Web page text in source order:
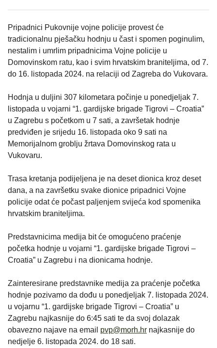
Pripadnici Pukovnije vojne policije provest će
tradicionalnu pješačku hodnju u čast i spomen poginulim,
nestalim i umrlim pripadnicima Vojne policije u
Domovinskom ratu, kao i svim hrvatskim braniteljima, od 7.
do 16. listopada 2024. na relaciji od Zagreba do Vukovara.
Hodnja u duljini 307 kilometara počinje u ponedjeljak 7.
listopada u vojarni “1. gardijske brigade Tigrovi – Croatia”
u Zagrebu s početkom u 7 sati, a završetak hodnje
predviđen je srijedu 16. listopada oko 9 sati na
Memorijalnom groblju žrtava Domovinskog rata u
Vukovaru.
Trasa kretanja podijeljena je na deset dionica kroz deset
dana, a na završetku svake dionice pripadnici Vojne
policije odat će počast paljenjem svijeća kod spomenika
hrvatskim braniteljima.
Predstavnicima medija bit će omogućeno praćenje
početka hodnje u vojarni “1. gardijske brigade Tigrovi –
Croatia” u Zagrebu i na dionicama hodnje.
Zainteresirane predstavnike medija za praćenje početka
hodnje pozivamo da dođu u ponedjeljak 7. listopada 2024.
u vojarnu “1. gardijske brigade Tigrovi – Croatia” u
Zagrebu najkasnije do 6:45 sati te da svoj dolazak
obavezno najave na email pvp@morh.hr najkasnije do
nedjelje 6. listopada 2024. do 18 sati.